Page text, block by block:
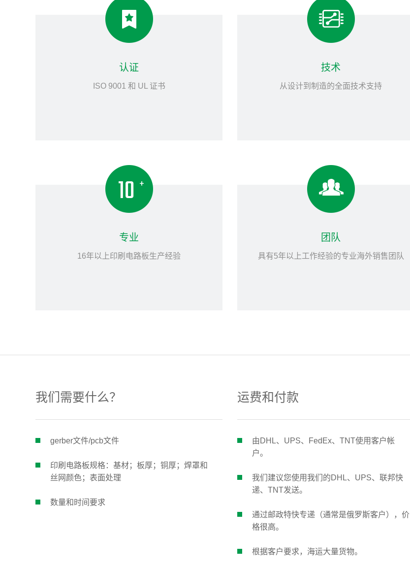
认证
ISO 9001 和 UL 证书
技术
从设计到制造的全面技术支持
专业
16年以上印刷电路板生产经验
团队
具有5年以上工作经验的专业海外销售团队
我们需要什么？
gerber文件/pcb文件
印刷电路板规格：基材；板厚；铜厚；焊罩和
丝网颜色；表面处理
数量和时间要求
运费和付款
由DHL、UPS、FedEx、TNT使用客户帐
户。
我们建议您使用我们的DHL、UPS、联邦快
递、TNT发送。
通过邮政特快专递（通常是俄罗斯客户），价
格很高。
根据客户要求，海运大量货物。